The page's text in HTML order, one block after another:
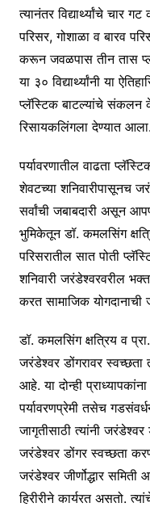
त्यानंतर विद्यार्थ्यांचे चार
परिसर, गोशाळा व बारव
करून जवळपास तीन तास
या ३० विद्यार्थ्यांनी या
प्लॅस्टिक बाटल्यांचे संकलन
रिसायकलिंगला देण्यात आला.
पर्यावरणातील वाढता
शेवटच्या शनिवारीपासूनच
सर्वांची जबाबदारी असून
भुमिकेतून डॉ. कमलसिंग
परिसरातील सात पोती
शनिवारी जरंडेश्वरवरील
करत सामाजिक योगदानाची
डॉ. कमलसिंग क्षत्रिय व
जरंडेश्वर डोंगरावर
आहे. या दोन्ही
पर्यावरणप्रेमी तसेच
जागृतीसाठी त्यांनी
जरंडेश्वर डोंगर स्वच्छता
जरंडेश्वर जीर्णोद्धार
हिरीरीने कार्यरत असतो.